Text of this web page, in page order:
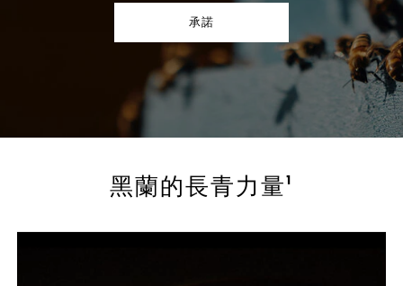
承諾
黑蘭的長青力量¹